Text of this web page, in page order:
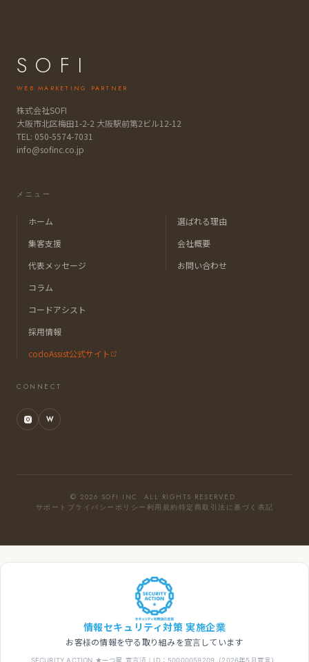
SOFI
WEB MARKETING PARTNER
株式会社SOFI
大阪市北区梅田1-2-2 大阪駅前第2ビル12-12
TEL: 050-5574-7031
info@sofinc.co.jp
メニュー
ホーム
集客支援
代表メッセージ
コラム
コードアシスト
採用情報
codoAssist公式サイト
選ばれる理由
会社概要
お問い合わせ
CONNECT
W
© 2026 SOFI INC. ALL RIGHTS RESERVED.
サポート プライバシーポリシー 利用規約 特定商取引法に基づく表記
情報セキュリティ対策 実施企業
お客様の情報を守る取り組みを宣言しています
SECURITY ACTION ★一つ星 宣言済｜ID：50000059209（2026年5月宣言）